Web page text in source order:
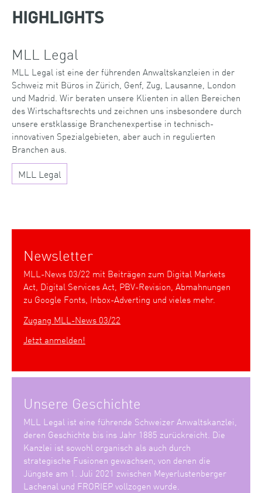
HIGHLIGHTS
MLL Legal
MLL Legal ist eine der führenden Anwaltskanzleien in der
Schweiz mit Büros in Zürich, Genf, Zug, Lausanne, London
und Madrid. Wir beraten unsere Klienten in allen Bereichen
des Wirtschaftsrechts und zeichnen uns insbesondere durch
unsere erstklassige Branchenexpertise in technisch-
innovativen Spezialgebieten, aber auch in regulierten
Branchen aus.
MLL Legal
Newsletter
MLL-News 03/22 mit Beiträgen zum Digital Markets
Act, Digital Services Act, PBV-Revision, Abmahnungen
zu Google Fonts, Inbox-Adverting und vieles mehr.
Zugang MLL-News 03/22
Jetzt anmelden!
Unsere Geschichte
MLL Legal ist eine führende Schweizer Anwaltskanzlei,
deren Geschichte bis ins Jahr 1885 zurückreicht. Die
Kanzlei ist sowohl organisch als auch durch
strategische Fusionen gewachsen, von denen die
Jüngste am 1. Juli 2021 zwischen Meyerlustenberger
Lachenal und FRORIEP vollzogen wurde.